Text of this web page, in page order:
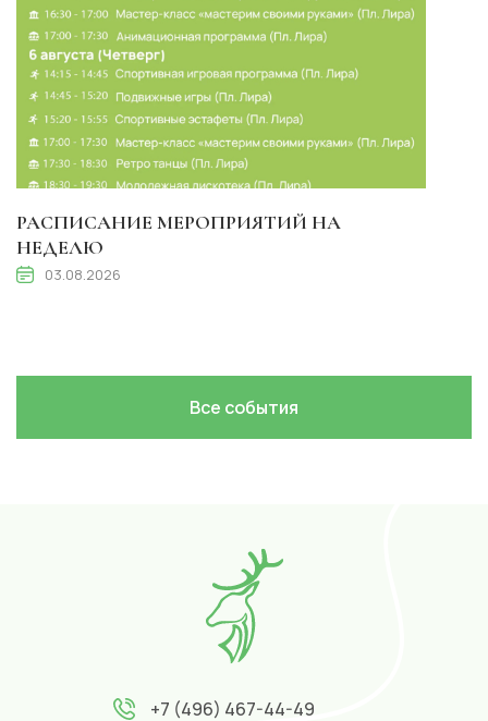
РАСПИСАНИЕ МЕРОПРИЯТИЙ НА
НЕДЕЛЮ
03.08.2026
Все события
+7 (496) 467-44-49